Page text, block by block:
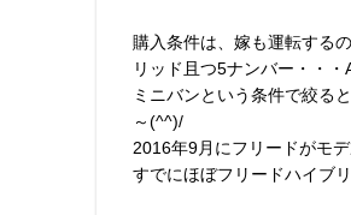
購入条件は、嫁も運転する
リッド且つ5ナンバー・・
ミニバンという条件で絞る
～(^^)/
2016年9月にフリードがモ
すでにほぼフリードハイブ